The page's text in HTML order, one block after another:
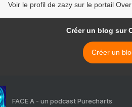
Voir le profil de zazy sur le portail
Créer un blog sur
Créer un
FACE A - un podcast Purecharts